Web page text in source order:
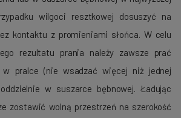
wilgoci resztkowej dosuszyć na
kontaktu z promieniami słońca. W celu
rezultatu prania należy zawsze prać
w pralce (nie wsadzać więcej niż jednej
w suszarce bębnowej. Ładując
zostawić wolną przestrzeń na szerokość